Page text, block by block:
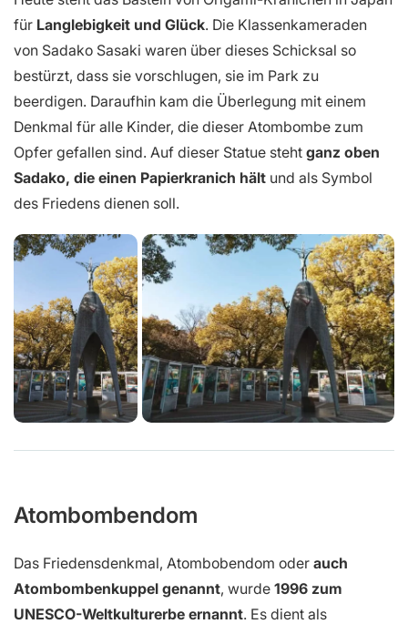
für Langlebigkeit und Glück. Die Klassenkameraden
von Sadako Sasaki waren über dieses Schicksal so
bestürzt, dass sie vorschlugen, sie im Park zu
beerdigen. Daraufhin kam die Überlegung mit einem
Denkmal für alle Kinder, die dieser Atombombe zum
Opfer gefallen sind. Auf dieser Statue steht ganz oben
Sadako, die einen Papierkranich hält und als Symbol
des Friedens dienen soll.
Atombombendom
Das Friedensdenkmal, Atombobendom oder auch
Atombombenkuppel genannt, wurde 1996 zum
UNESCO-Weltkulturerbe ernannt. Es dient als